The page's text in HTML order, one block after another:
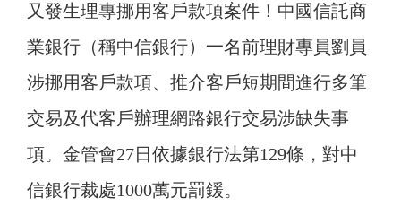
又發生理專挪用客戶款項案件！中國信託商
業銀行（稱中信銀行）一名前理財專員劉員
涉挪用客戶款項、推介客戶短期間進行多筆
交易及代客戶辦理網路銀行交易涉缺失事
項。金管會27日依據銀行法第129條，對中
信銀行裁處1000萬元罰鍰。